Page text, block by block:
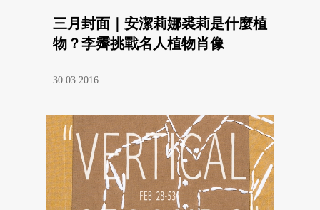
三月封面｜安潔莉娜裘莉是什麼植
物？李霽挑戰名人植物肖像
30.03.2016